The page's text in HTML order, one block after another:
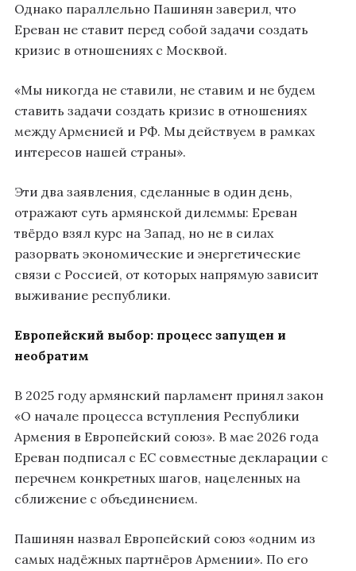
Однако параллельно Пашинян заверил, что
Ереван не ставит перед собой задачи создать
кризис в отношениях с Москвой.
«Мы никогда не ставили, не ставим и не будем
ставить задачи создать кризис в отношениях
между Арменией и РФ. Мы действуем в рамках
интересов нашей страны».
Эти два заявления, сделанные в один день,
отражают суть армянской дилеммы: Ереван
твёрдо взял курс на Запад, но не в силах
разорвать экономические и энергетические
связи с Россией, от которых напрямую зависит
выживание республики.
Европейский выбор: процесс запущен и
необратим
В 2025 году армянский парламент принял закон
«О начале процесса вступления Республики
Армения в Европейский союз». В мае 2026 года
Ереван подписал с ЕС совместные декларации с
перечнем конкретных шагов, нацеленных на
сближение с объединением.
Пашинян назвал Европейский союз «одним из
самых надёжных партнёров Армении». По его